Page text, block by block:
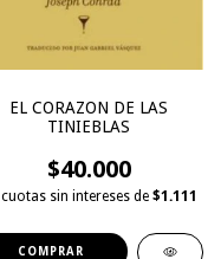
EL CORAZON DE LAS
TINIEBLAS
$40.000
cuotas sin intereses de $1.111